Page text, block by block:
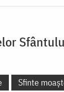
Sfinte